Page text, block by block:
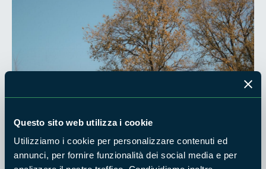
Questo sito web utilizza i cookie
Utilizziamo i cookie per personalizzare contenuti ed
annunci, per fornire funzionalità dei social media e per